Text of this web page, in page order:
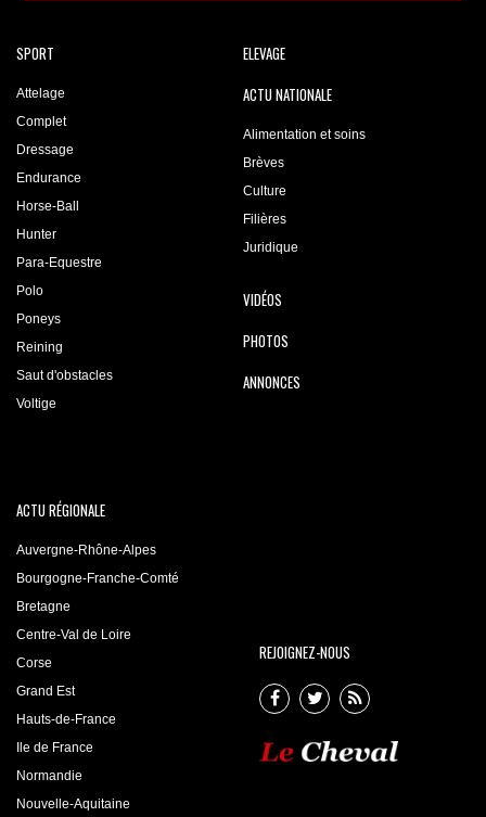
SPORT
Attelage
Complet
Dressage
Endurance
Horse-Ball
Hunter
Para-Equestre
Polo
Poneys
Reining
Saut d'obstacles
Voltige
ELEVAGE
ACTU NATIONALE
Alimentation et soins
Brèves
Culture
Filières
Juridique
VIDÉOS
PHOTOS
ANNONCES
ACTU RÉGIONALE
Auvergne-Rhône-Alpes
Bourgogne-Franche-Comté
Bretagne
Centre-Val de Loire
Corse
Grand Est
Hauts-de-France
Ile de France
Normandie
Nouvelle-Aquitaine
REJOIGNEZ-NOUS